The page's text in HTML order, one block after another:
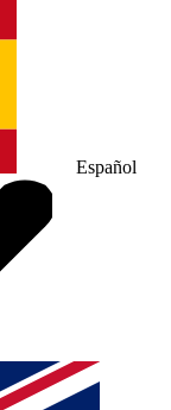
Español